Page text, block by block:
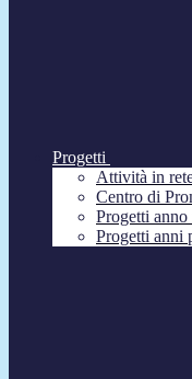
Progetti
Attività in
Centro di
Progetti
Progetti anni